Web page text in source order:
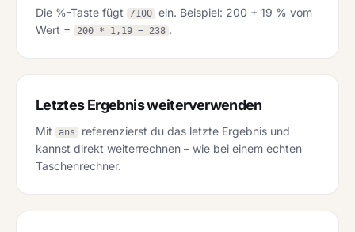
Die %-Taste fügt /100 ein. Beispiel: 200 + 19 % vom
Wert =
200 * 1,19 = 238 .
Letztes Ergebnis weiterverwenden
Mit ans
referenzierst du das letzte Ergebnis und
kannst direkt weiterrechnen – wie bei einem echten
Taschenrechner.